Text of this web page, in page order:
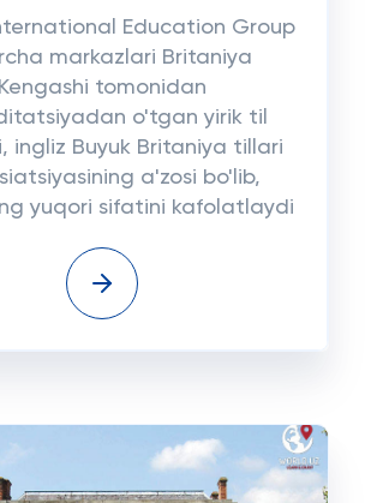
Education Group
markazlari Britaniya
Kengashi tomonidan
o'tgan yirik til
ingliz Buyuk Britaniya tillari
a'zosi bo'lib,
yuqori sifatini kafolatlaydi